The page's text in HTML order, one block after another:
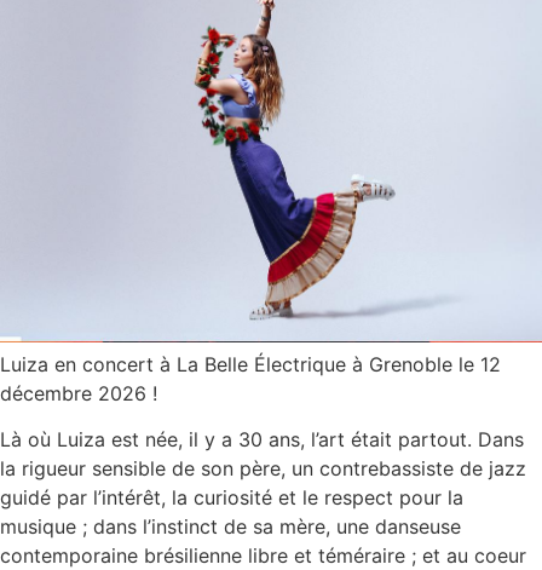
Luiza en concert à La Belle Électrique à Grenoble le 12
décembre 2026 !
Là où Luiza est née, il y a 30 ans, l’art était partout. Dans
la rigueur sensible de son père, un contrebassiste de jazz
guidé par l’intérêt, la curiosité et le respect pour la
musique ; dans l’instinct de sa mère, une danseuse
contemporaine brésilienne libre et téméraire ; et au coeur